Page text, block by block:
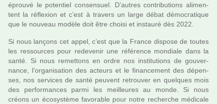
éprouvé le poten­tiel consen­suel. D’autres contri­bu­tions ali­men­
tent la réflexion et c’est à tra­vers un large débat démo­cra­ti­que
que le nou­veau modèle doit être choisi et ins­tauré dès 2022.
Si nous lan­çons cet appel, c’est que la France dis­pose de toutes
les res­sour­ces pour rede­ve­nir une réfé­rence mon­diale dans la
santé. Si nous remet­tons en ordre nos ins­ti­tu­tions de gou­ver­
nance, l’orga­ni­sa­tion des acteurs et le finan­ce­ment des dépen­
ses, nos ser­vi­ces de santé peu­vent retrou­ver en quel­ques mois
des per­for­man­ces parmi les meilleu­res au monde. Si nous
créons un écosystème favo­ra­ble pour notre recher­che médi­cale